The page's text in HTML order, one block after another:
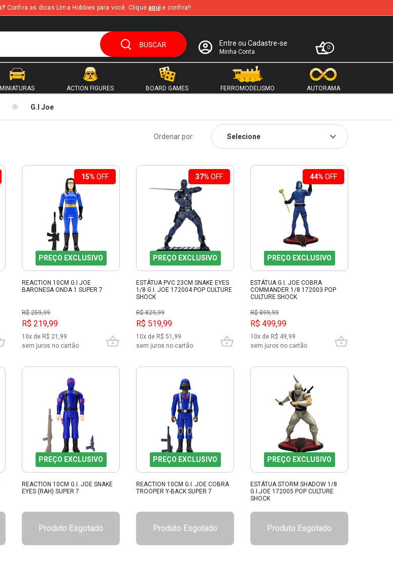
Confira as dicas Lima Hobbies para você. Cliqueaqui e confira!!
Entre ou Cadastre-se
Minha Conta
0
MINIATURAS ACTION FIGURES BOARD GAMES FERROMODELISMO AUTORAMA
G.I Joe
Ordenar por:
15% OFF
PREÇO EXCLUSIVO
REACTION 10CM G.I JOE
BARONESA ONDA 1 SUPER 7
R$ 259,99
R$ 219,99
10x de R$ 21,99
sem juros no cartão
37% OFF
PREÇO EXCLUSIVO
ESTÁTUA PVC 23CM SNAKE EYES
1/8 G.I. JOE 172004 POP CULTURE
SHOCK
R$ 829,99
R$ 519,99
10x de R$ 51,99
sem juros no cartão
44% OFF
PREÇO EXCLUSIVO
ESTÁTUA G.I. JOE COBRA
COMMANDER 1/8 172003 POP
CULTURE SHOCK
R$ 899,99
R$ 499,99
10x de R$ 49,99
sem juros no cartão
PREÇO EXCLUSIVO
REACTION 10CM G.I. JOE SNAKE
EYES (RAH) SUPER 7
Produto Esgotado
PREÇO EXCLUSIVO
REACTION 10CM G.I. JOE COBRA
TROOPER Y-BACK SUPER 7
Produto Esgotado
PREÇO EXCLUSIVO
ESTÁTUA STORM SHADOW 1/8
G.I.JOE 172005 POP CULTURE
SHOCK
Produto Esgotado